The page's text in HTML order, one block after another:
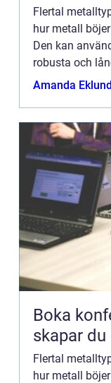
Flertal
hur metall
Den kan
robusta och
känner till, och
Amanda Eklund
Boka
skapar
Flertal
hur metall